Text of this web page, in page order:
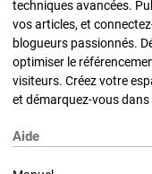
techniques avancées.
vos articles, et
blogueurs passionnés.
optimiser le
visiteurs. Créez votre
et démarquez-vous
Aide